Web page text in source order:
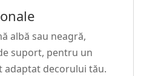
albă sau neagră,
suport, pentru un
adaptat decorului tău.